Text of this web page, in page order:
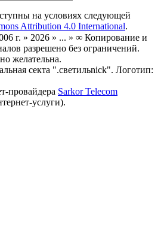
на условиях следующей
Attribution 4.0 International.
г. » 2026 » ... » ∞ Копирование и
разрешено без ограничений.
желательна.
секта ".светильnick". Логотип:
провайдера Sarkor Telecom
услуги).